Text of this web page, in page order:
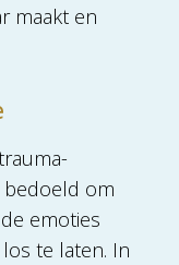
maakt en
bedoeld om
emoties
te laten. In